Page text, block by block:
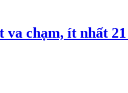
va chạm, ít nhất